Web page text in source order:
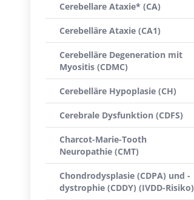
Cerebellare Ataxie* (CA)
Cerebelläre Ataxie (CA1)
Cerebelläre Degeneration mit
Myositis (CDMC)
Cerebelläre Hypoplasie (CH)
Cerebrale Dysfunktion (CDFS)
Charcot-Marie-Tooth
Neuropathie (CMT)
Chondrodysplasie (CDPA) und -
dystrophie (CDDY) (IVDD-Risiko)